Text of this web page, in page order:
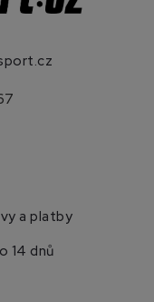
a platby
14 dnů